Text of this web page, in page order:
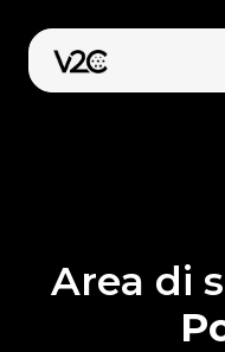
contenuto
Shop
Area di